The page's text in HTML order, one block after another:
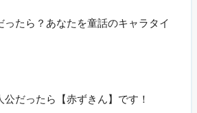
ったら？あなたを童話のキャラタイ
だったら【赤ずきん】です！